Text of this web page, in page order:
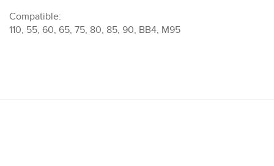
Compatible:
110, 55, 60, 65, 75, 80, 85, 90, BB4, M95